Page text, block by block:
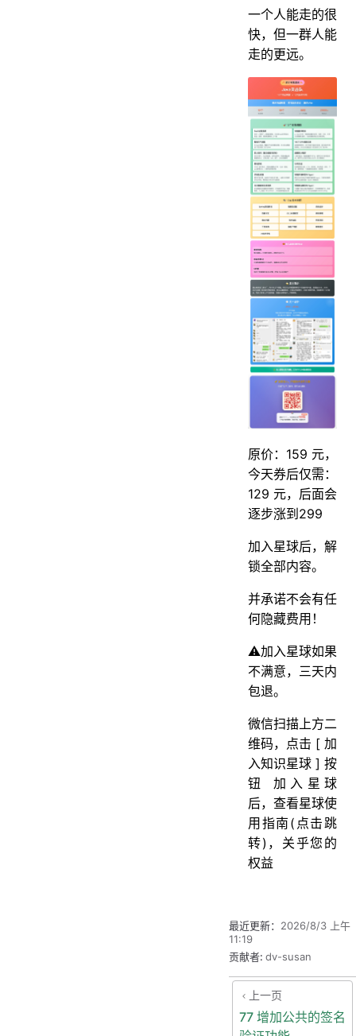
一个人能走的很
快，但一群人能
走的更远。
原价：159 元，
今天券后仅需：
129 元，后面会
逐步涨到299
加入星球后，解
锁全部内容。
并承诺不会有任
何隐藏费用！
⚠️加入星球如果
不满意，三天内
包退。
微信扫描上方二
维码，点击 [ 加
入知识星球 ] 按
钮 加入星球
后，查看星球使
用指南(点击跳
转)，关乎您的
权益
最近更新： 2026/8/3 上午
11:19
贡献者: dv-susan
上一页
77 增加公共的签名